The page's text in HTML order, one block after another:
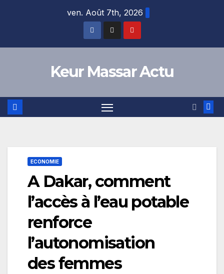
ven. Août 7th, 2026
Keur Massar Actu
ECONOMIE
A Dakar, comment
l’accès à l’eau potable
renforce
l’autonomisation
des femmes